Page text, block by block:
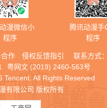
漫微信小
程序
腾讯动漫手
程序
作 侵权反馈指引 联系方式：
粤网文 (2019) 2460-563号
Tencent. All Rights Reserved
有限公司 版权所有